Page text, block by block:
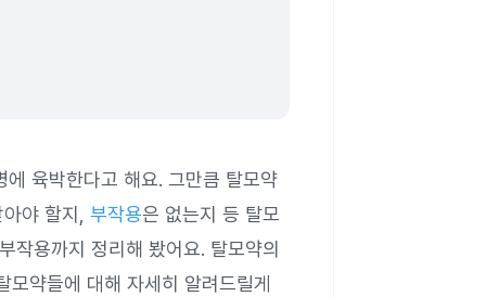
육박한다고 해요. 그만큼 탈모약
야 할지, 부작용은 없는지 등 탈모
작용까지 정리해 봤어요. 탈모약의
모약들에 대해 자세히 알려드릴게